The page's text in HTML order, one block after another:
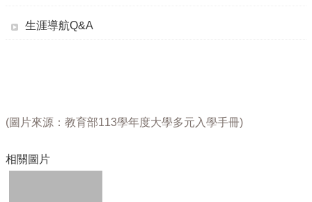
登
公
主
生涯導航Q&A
(圖片來源：教育部113學年度大學多元入學手冊)
相關圖片